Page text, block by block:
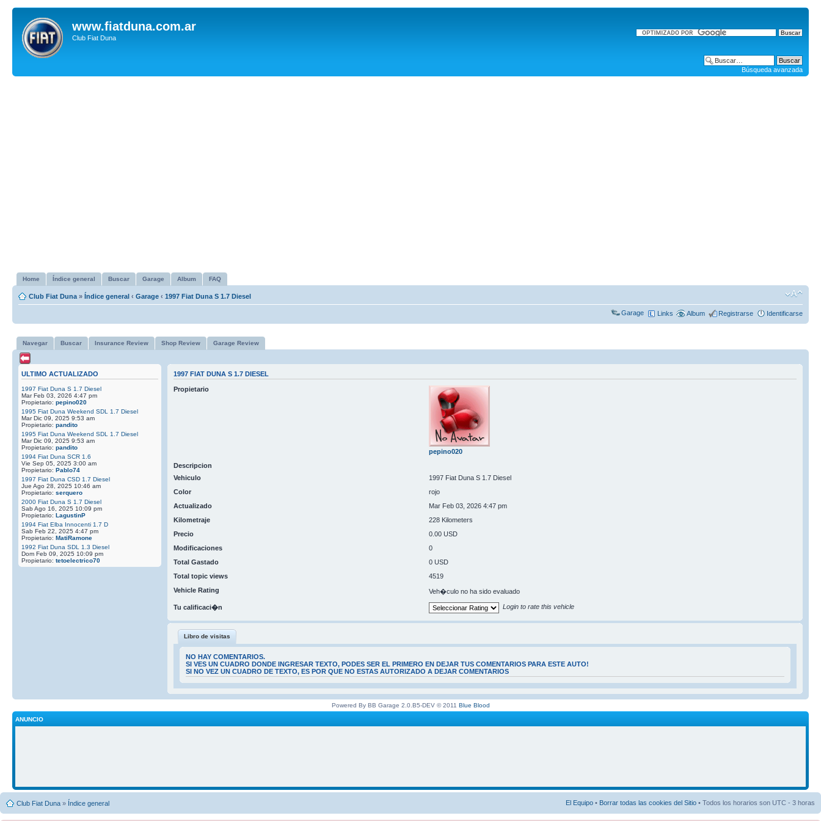
www.fiatduna.com.ar
Club Fiat Duna
Búsqueda avanzada
Home Índice general Buscar Garage Album FAQ
Club Fiat Duna » Índice general ‹ Garage ‹ 1997 Fiat Duna S 1.7 Diesel
Garage Links Album Registrarse Identificarse
Navegar Buscar Insurance Review Shop Review Garage Review
ULTIMO ACTUALIZADO
1997 Fiat Duna S 1.7 Diesel
Mar Feb 03, 2026 4:47 pm
Propietario: pepino020
1995 Fiat Duna Weekend SDL 1.7 Diesel
Mar Dic 09, 2025 9:53 am
Propietario: pandito
1995 Fiat Duna Weekend SDL 1.7 Diesel
Mar Dic 09, 2025 9:53 am
Propietario: pandito
1994 Fiat Duna SCR 1.6
Vie Sep 05, 2025 3:00 am
Propietario: Pablo74
1997 Fiat Duna CSD 1.7 Diesel
Jue Ago 28, 2025 10:46 am
Propietario: serquero
2000 Fiat Duna S 1.7 Diesel
Sab Ago 16, 2025 10:09 pm
Propietario: LagustinP
1994 Fiat Elba Innocenti 1.7 D
Sab Feb 22, 2025 4:47 pm
Propietario: MatiRamone
1992 Fiat Duna SDL 1.3 Diesel
Dom Feb 09, 2025 10:09 pm
Propietario: tetoelectrico70
1997 FIAT DUNA S 1.7 DIESEL
Propietario
pepino020
Descripcion
Vehiculo
1997 Fiat Duna S 1.7 Diesel
Color
rojo
Actualizado
Mar Feb 03, 2026 4:47 pm
Kilometraje
228 Kilometers
Precio
0.00 USD
Modificaciones
0
Total Gastado
0 USD
Total topic views
4519
Vehicle Rating
Veh�culo no ha sido evaluado
Tu calificaci�n Login to rate this vehicle
Libro de visitas
NO HAY COMENTARIOS.
SI VES UN CUADRO DONDE INGRESAR TEXTO, PODES SER EL PRIMERO EN DEJAR TUS COMENTARIOS PARA ESTE AUTO!
SI NO VEZ UN CUADRO DE TEXTO, ES POR QUE NO ESTAS AUTORIZADO A DEJAR COMENTARIOS
Powered By BB Garage 2.0.B5-DEV © 2011 Blue Blood
ANUNCIO
Club Fiat Duna » Índice general El Equipo • Borrar todas las cookies del Sitio • Todos los horarios son UTC - 3 horas